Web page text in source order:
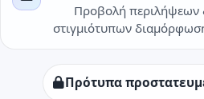
Προβολή περιλήψεων
στιγμιότυπων
Πρότυπα